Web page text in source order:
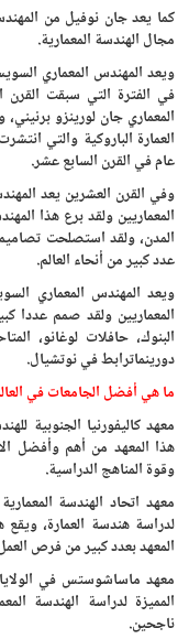
كما يعد جان نوفيل من
مجال الهندسة المعمارية.
ويعد المهندس المعماري
في الفترة التي سبقت
المعماري جان لورينزو
العمارة الباروكية والتي
عام في القرن السابع عشر.
وفي القرن العشرين يعد
المعماريين ولقد برع هذا
المدن، ولقد استصلحت
عدد كبير من أنحاء العالم.
ويعد المهندس المعماري
المعماريين ولقد صمم عددا
البنوك، حافلات لوغانو،
دورينماترابط في نوتشيال.
ما هي أفضل الجامعات في
معهد كاليفورنيا الجنوبية
هذا المعهد من أهم وأفضل
وقوة المناهج الدراسية.
معهد اتحاد الهندسة
لدراسة هندسة العمارة،
المعهد بعدد كبير من فرص
معهد ماساشوستس في
المميزة لدراسة الهندسة
ناجحين.